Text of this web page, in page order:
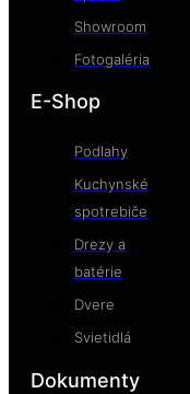
Showroom
Fotogaléria
E-Shop
Podlahy
Kuchynské
spotrebiče
Drezy a
batérie
Dvere
Svietidlá
Dokumenty